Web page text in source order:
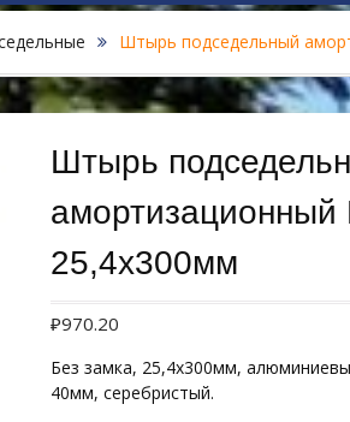
Штырь подседельный
Штырь
амортизационный
25,4х300мм
₽970.20
Без замка, 25,4х300мм,
40мм, серебристый.